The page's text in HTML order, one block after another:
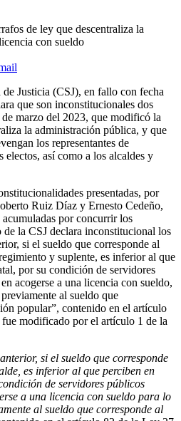
de ley que descentraliza la
con sueldo
Justicia (CSJ), en fallo con fecha
que son inconstitucionales dos
marzo del 2023, que modificó la
la administración pública, y que
los representantes de
electos, así como a los alcaldes y
presentadas, por
Ruiz Díaz y Ernesto Cedeño,
por concurrir los
de la CSJ declara inconstitucional los
si el sueldo que corresponde al
y suplente, es inferior al que
por su condición de servidores
acogerse a una licencia con sueldo,
al sueldo que
popular”, contenido en el artículo
modificado por el artículo 1 de la
si el sueldo que corresponde
es inferior al que perciben en
de servidores públicos
a una licencia con sueldo para lo
al sueldo que corresponde al